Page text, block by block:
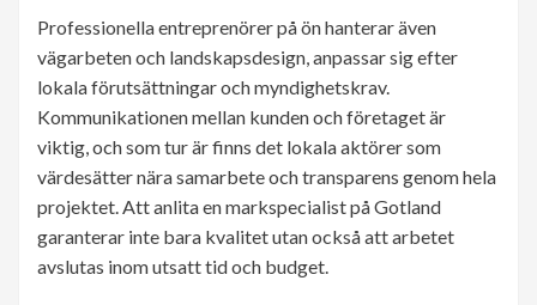
Professionella entreprenörer på ön hanterar även
vägarbeten och landskapsdesign, anpassar sig efter
lokala förutsättningar och myndighetskrav.
Kommunikationen mellan kunden och företaget är
viktig, och som tur är finns det lokala aktörer som
värdesätter nära samarbete och transparens genom hela
projektet. Att anlita en markspecialist på Gotland
garanterar inte bara kvalitet utan också att arbetet
avslutas inom utsatt tid och budget.